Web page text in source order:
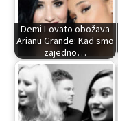
Demi Lovato obožava
Arianu Grande: Kad smo
zajedno…